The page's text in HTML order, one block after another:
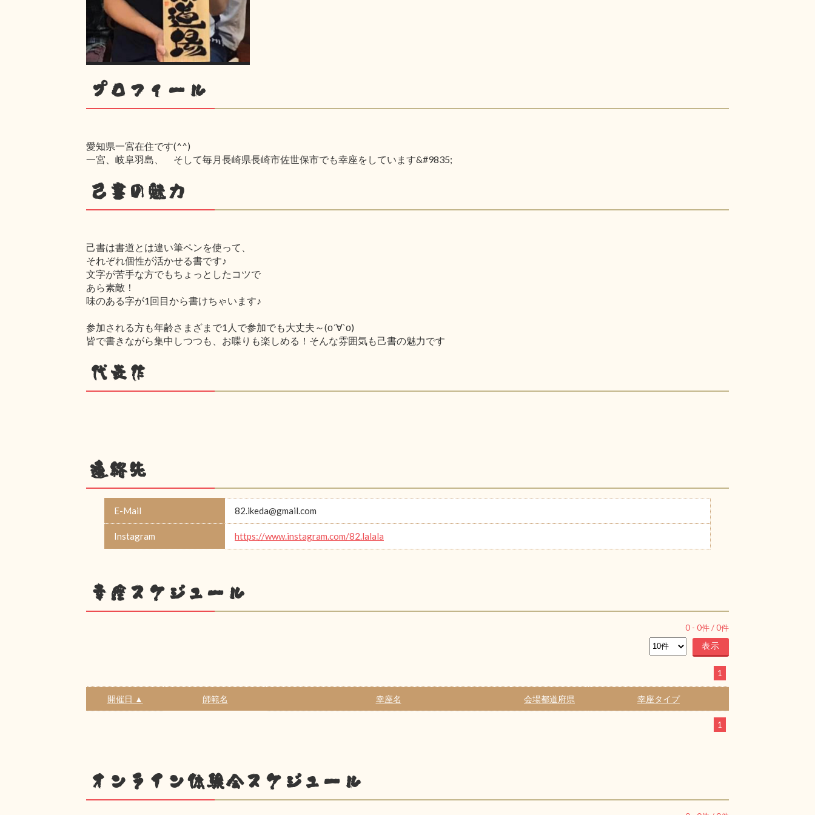
プロフィール
愛知県一宮在住です(^^)
一宮、岐阜羽島、 そして毎月長崎県長崎市佐世保市でも幸座をしています&#9835;
己書の魅力
己書は書道とは違い筆ペンを使って、
それぞれ個性が活かせる書です♪
文字が苦手な方でもちょっとしたコツで
あら素敵！
味のある字が1回目から書けちゃいます♪
参加される方も年齢さまざまで1人で参加でも大丈夫～(о´∀`о)
皆で書きながら集中しつつも、お喋りも楽しめる！そんな雰囲気も己書の魅力です
代表作
連絡先
E-Mail 82.ikeda@gmail.com
Instagram https://www.instagram.com/82.lalala
幸座スケジュール
0 - 0件 /0件
1
開催日 ▲ 師範名 幸座名 会場都道府県 幸座タイプ
1
オンライン体験会スケジュール